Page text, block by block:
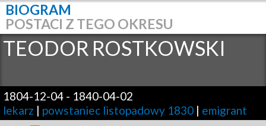
BIOGRAM
POSTACI Z TEGO OKRESU
TEODOR ROSTKOWSKI
1804-12-04 - 1840-04-02
lekarz | powstaniec listopadowy 1830 | emigrant